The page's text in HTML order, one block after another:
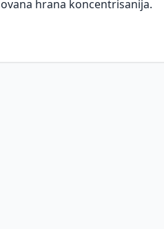
hrana koncentrisanija.